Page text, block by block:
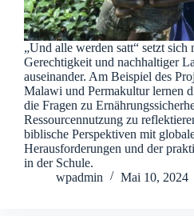
„Und alle werden satt“ setzt sich
Gerechtigkeit und nachhaltiger
auseinander. Am Beispiel des
Malawi und Permakultur lernen
die Fragen zu
Ressourcennutzung zu
biblische Perspektiven mit
Herausforderungen und der
in der Schule.
wpadmin
Mai 10, 2024